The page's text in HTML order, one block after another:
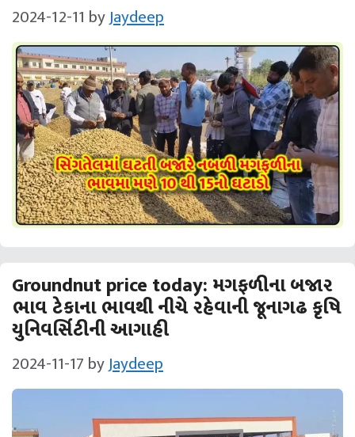
2024-12-11 byJaydeep
Groundnut price today: મગફળીના બજાર
ભાવ ટેકાના ભાવથી નીચે રહેવાની જૂનાગઢ કૃષિ
યુનિવર્સિટીની આગાહી
2024-11-17 byJaydeep